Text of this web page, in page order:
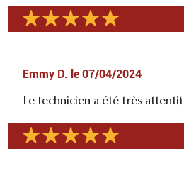
Emmy D. le 07/04/2024
Le technicien a été très attentif